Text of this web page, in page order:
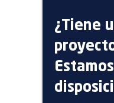
¿Tiene